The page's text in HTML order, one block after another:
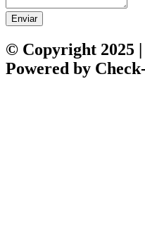
Enviar
© Copyright 2025
Powered by